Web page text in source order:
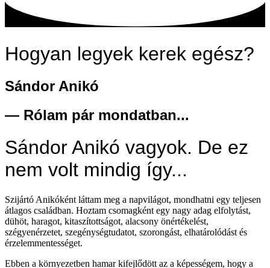
Hogyan legyek kerek egész?
Sándor Anikó
— Rólam pár mondatban...
Sándor Anikó vagyok. De ez
nem volt mindig így...
Szijártó Anikóként láttam meg a napvilágot, mondhatni egy teljesen
átlagos családban. Hoztam csomagként egy nagy adag elfolytást,
dühöt, haragot, kitaszítottságot, alacsony önértékelést,
szégyenérzetet, szegénységtudatot, szorongást, elhatárolódást és
érzelemmentességet.
Ebben a környezetben hamar kifejlődött az a képességem, hogy a